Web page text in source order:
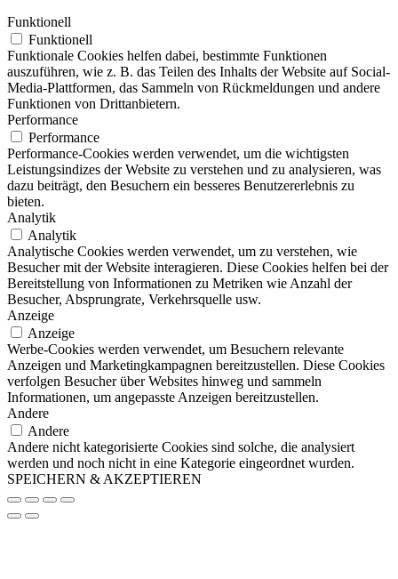
Funktionell
Funktionell
Funktionale Cookies helfen dabei, bestimmte Funktionen
auszuführen, wie z. B. das Teilen des Inhalts der Website auf Social-
Media-Plattformen, das Sammeln von Rückmeldungen und andere
Funktionen von Drittanbietern.
Performance
Performance
Performance-Cookies werden verwendet, um die wichtigsten
Leistungsindizes der Website zu verstehen und zu analysieren, was
dazu beiträgt, den Besuchern ein besseres Benutzererlebnis zu
bieten.
Analytik
Analytik
Analytische Cookies werden verwendet, um zu verstehen, wie
Besucher mit der Website interagieren. Diese Cookies helfen bei der
Bereitstellung von Informationen zu Metriken wie Anzahl der
Besucher, Absprungrate, Verkehrsquelle usw.
Anzeige
Anzeige
Werbe-Cookies werden verwendet, um Besuchern relevante
Anzeigen und Marketingkampagnen bereitzustellen. Diese Cookies
verfolgen Besucher über Websites hinweg und sammeln
Informationen, um angepasste Anzeigen bereitzustellen.
Andere
Andere
Andere nicht kategorisierte Cookies sind solche, die analysiert
werden und noch nicht in eine Kategorie eingeordnet wurden.
SPEICHERN & AKZEPTIEREN